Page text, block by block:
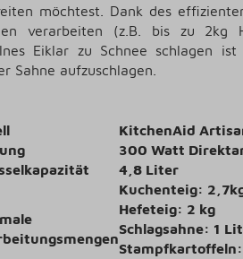
möchtest. Dank des
verarbeiten (z.B. bis zu 2kg
Eiklar zu Schnee schlagen
Sahne aufzuschlagen.
KitchenAid
300 Watt
4,8 Liter
Kuchenteig:
Hefeteig: 2 kg
Schlagsahne: 1